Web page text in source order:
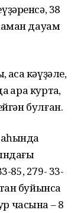
38
дауам
кәүҙәле,
куртҡа,
булған.
85, 279- 33-
буйынса
часына – 8